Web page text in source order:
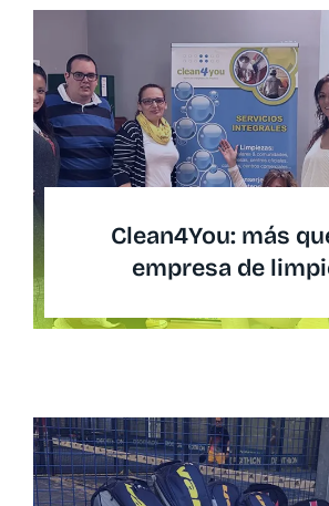
Clean4You: más
empresa de